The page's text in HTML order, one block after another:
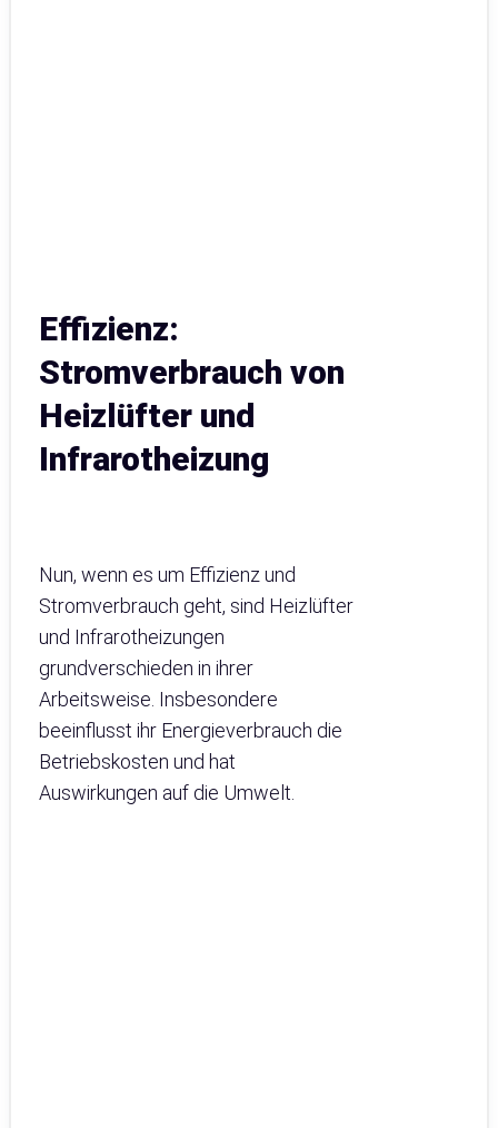
Effizienz:
Stromverbrauch von
Heizlüfter und
Infrarotheizung
Nun, wenn es um Effizienz und
Stromverbrauch geht, sind Heizlüfter
und Infrarotheizungen
grundverschieden in ihrer
Arbeitsweise. Insbesondere
beeinflusst ihr Energieverbrauch die
Betriebskosten und hat
Auswirkungen auf die Umwelt.